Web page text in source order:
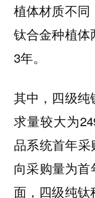
植体材质不同
钛合金种植体
3年。
其中，四级纯
求量较大为
品系统首年
向采购量为
面，四级纯